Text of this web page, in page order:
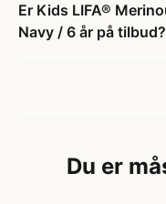
Er Kids LIFA®
Navy / 6 år på tilbud?
Du er